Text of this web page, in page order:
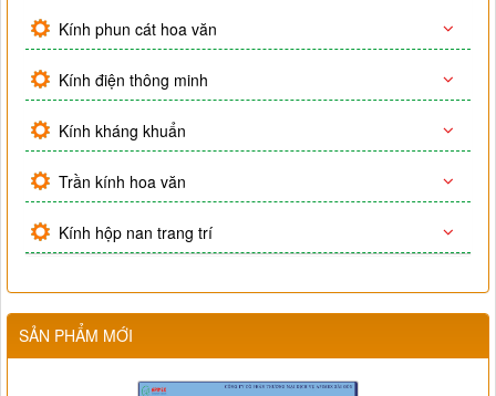
Kính phun cát hoa văn
Kính điện thông minh
Kính kháng khuẩn
Trần kính hoa văn
Kính hộp nan trang trí
SẢN PHẨM MỚI